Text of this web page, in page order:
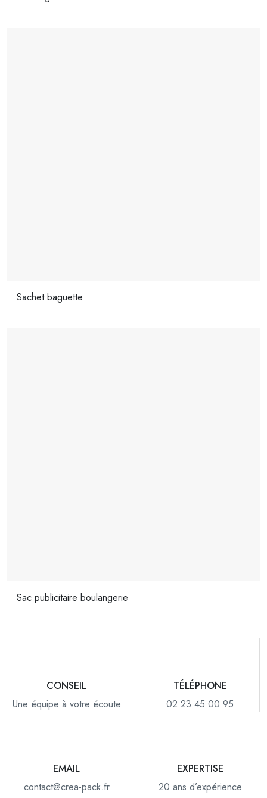
Sachet baguette
Sac publicitaire boulangerie
CONSEIL
Une équipe à votre écoute
TÉLÉPHONE
02 23 45 00 95
EMAIL
contact@crea-pack.fr
EXPERTISE
20 ans d’expérience